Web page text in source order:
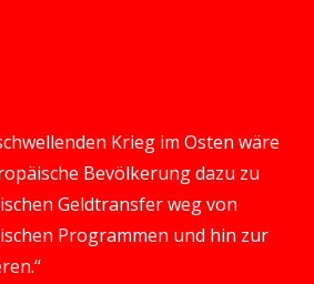
Krieg im Osten wäre
Bevölkerung dazu zu
Geldtransfer weg von
Programmen und hin zur